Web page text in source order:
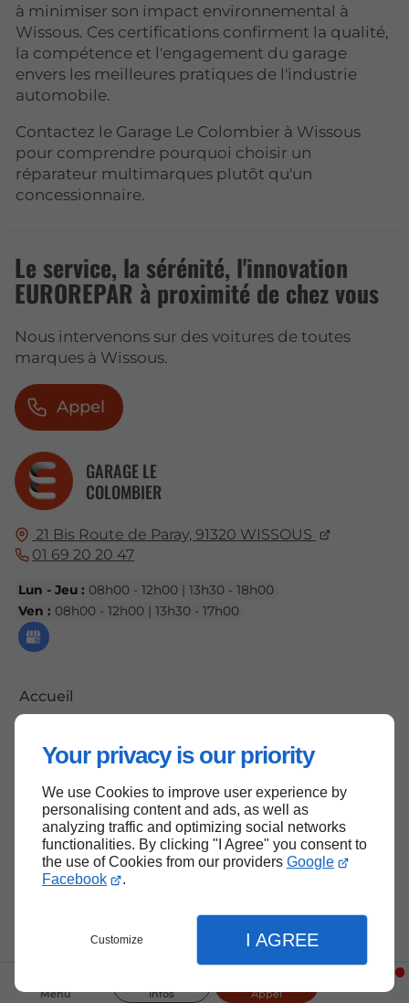
Your privacy is our priority
We use Cookies to improve user experience by
personalising content and ads, as well as
analyzing traffic and optimizing social networks
functionalities. By clicking "I Agree" you consent to
the use of Cookies from our providers Google
Facebook
.
Customize I AGREE
Menu Infos Appel
à minimiser son impact environnemental à
Wissous. Ces certifications confirment la qualité,
la compétence et l'engagement du garage
envers les meilleures pratiques de l'industrie
automobile.
Contactez le Garage Le Colombier à Wissous
pour comprendre pourquoi choisir un
réparateur multimarques plutôt qu'un
concessionnaire.
GARAGE LE
COLOMBIER
21 Bis Route de Paray,91320 WISSOUS
01 69 20 20 47
Lun - Jeu : 08h00 - 12h00 | 13h30 - 18h00
Ven : 08h00 - 12h00 | 13h30 - 17h00
Accueil
Mentions légales
Plan du site
Le service, la sérénité, l'innovation
EUROREPAR à proximité de chez vous
Nous intervenons sur des voitures de toutes
marques à Wissous.
Appel
Haut de page